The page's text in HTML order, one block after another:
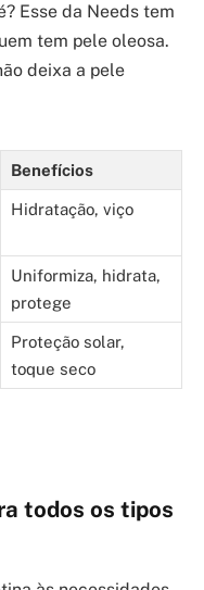
Esse da Needs tem
tem pele oleosa.
deixa a pele
Benefícios
Hidratação, viço
Uniformiza, hidrata,
protege
Proteção solar,
toque seco
todos os tipos